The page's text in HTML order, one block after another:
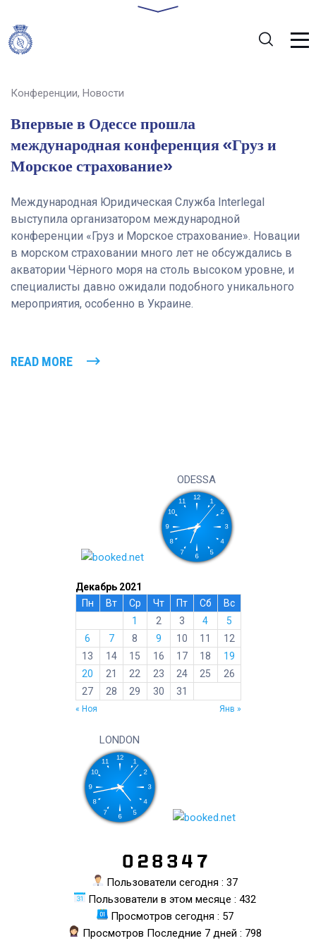
Конференции, Новости
Впервые в Одессе прошла
международная конференция «Груз и
Морское страхование»
Международная Юридическая Служба Interlegal
выступила организатором международной
конференции «Груз и Морское страхование». Новации
в морском страховании много лет не обсуждались в
акватории Чёрного моря на столь высоком уровне, и
специалисты давно ожидали подобного уникального
мероприятия, особенно в Украине.
READ MORE
ODESSA
Декабрь 2021
Пн
Вт Ср Чт Пт Сб
Вс
1
2 3 4
5
6
7 8 9 10 11
12
13
14 15 16 17 18
19
20
21 22 23 24 25
26
27
28 29 30 31
« Ноя Янв »
LONDON
Пользователи сегодня : 37
Пользователи в этом месяце : 432
Просмотров сегодня : 57
Просмотров Последние 7 дней : 798